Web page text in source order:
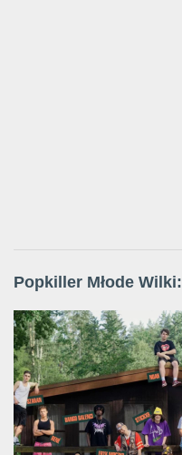
Popkiller Młode Wilki: